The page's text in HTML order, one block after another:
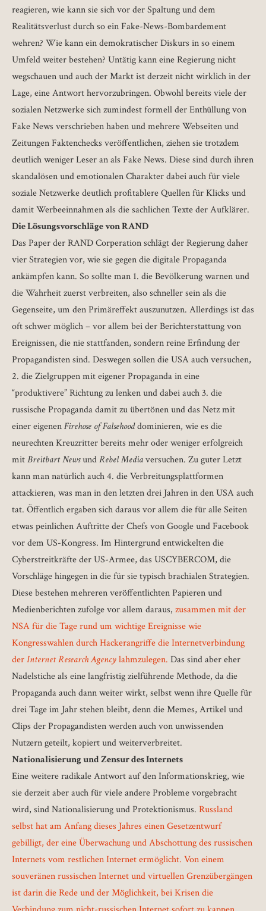
reagieren, wie kann sie sich vor der Spaltung und dem
Realitätsverlust durch so ein Fake-News-Bombardement
wehren? Wie kann ein demokratischer Diskurs in so einem
Umfeld weiter bestehen? Untätig kann eine Regierung nicht
wegschauen und auch der Markt ist derzeit nicht wirklich in der
Lage, eine Antwort hervorzubringen. Obwohl bereits viele der
sozialen Netzwerke sich zumindest formell der Enthüllung von
Fake News verschrieben haben und mehrere Webseiten und
Zeitungen Faktenchecks veröffentlichen, ziehen sie trotzdem
deutlich weniger Leser an als Fake News. Diese sind durch ihren
skandalösen und emotionalen Charakter dabei auch für viele
soziale Netzwerke deutlich profitablere Quellen für Klicks und
damit Werbeeinnahmen als die sachlichen Texte der Aufklärer.
Die Lösungsvorschläge von RAND
Das Paper der RAND Corperation schlägt der Regierung daher
vier Strategien vor, wie sie gegen die digitale Propaganda
ankämpfen kann. So sollte man 1. die Bevölkerung warnen und
die Wahrheit zuerst verbreiten, also schneller sein als die
Gegenseite, um den Primäreffekt auszunutzen. Allerdings ist das
oft schwer möglich – vor allem bei der Berichterstattung von
Ereignissen, die nie stattfanden, sondern reine Erfindung der
Propagandisten sind. Deswegen sollen die USA auch versuchen,
2. die Zielgruppen mit eigener Propaganda in eine
“produktivere” Richtung zu lenken und dabei auch 3. die
russische Propaganda damit zu übertönen und das Netz mit
einer eigenenFirehose of Falsehooddominieren, wie es die
neurechten Kreuzritter bereits mehr oder weniger erfolgreich
mitBreitbart NewsundRebel Mediaversuchen. Zu guter Letzt
kann man natürlich auch 4. die Verbreitungsplattformen
attackieren, was man in den letzten drei Jahren in den USA auch
tat. Öffentlich ergaben sich daraus vor allem die für alle Seiten
etwas peinlichen Auftritte der Chefs von Google und Facebook
vor dem US-Kongress. Im Hintergrund entwickelten die
Cyberstreitkräfte der US-Armee, das USCYBERCOM, die
Vorschläge hingegen in die für sie typisch brachialen Strategien.
Diese bestehen mehreren veröffentlichten Papieren und
Medienberichten zufolge vor allem daraus, zusammen mit der
NSA für die Tage rund um wichtige Ereignisse wie
Kongresswahlen durch Hackerangriffe die Internetverbindung
derInternet Research Agencylahmzulegen. Das sind aber eher
Nadelstiche als eine langfristig zielführende Methode, da die
Propaganda auch dann weiter wirkt, selbst wenn ihre Quelle für
drei Tage im Jahr stehen bleibt, denn die Memes, Artikel und
Clips der Propagandisten werden auch von unwissenden
Nutzern geteilt, kopiert und weiterverbreitet.
Nationalisierung und Zensur des Internets
Eine weitere radikale Antwort auf den Informationskrieg, wie
sie derzeit aber auch für viele andere Probleme vorgebracht
wird, sind Nationalisierung und Protektionismus. Russland
selbst hat am Anfang dieses Jahres einen Gesetzentwurf
gebilligt, der eine Überwachung und Abschottung des russischen
Internets vom restlichen Internet ermöglicht. Von einem
souveränen russischen Internet und virtuellen Grenzübergängen
ist darin die Rede und der Möglichkeit, bei Krisen die